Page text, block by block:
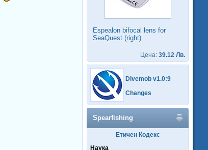
Espealon bifocal lens for
SeaQuest (right)
Цена: 39.12 Лв.
Divemob v1.0:9
Changes
Spearfishing
Етичен Кодекс
Наука